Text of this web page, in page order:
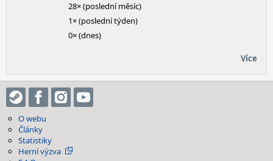
28× (poslední měsíc)
1× (poslední týden)
0× (dnes)
Více
O webu
Články
Statistiky
Herní výzva